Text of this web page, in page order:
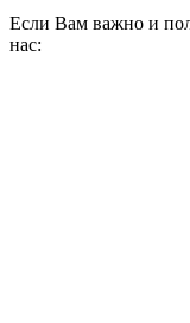
Если Вам важно и
нас: